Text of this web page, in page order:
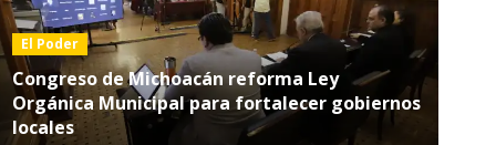
Destacado Seguridad
Presuntos sicarios exhiben armas y provocan a
El Poder
Congreso de Michoacán reforma Ley
Orgánica Municipal para fortalecer gobiernos
locales